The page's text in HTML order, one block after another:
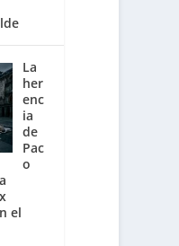
La
her
enc
ia
de
Pac
o
el